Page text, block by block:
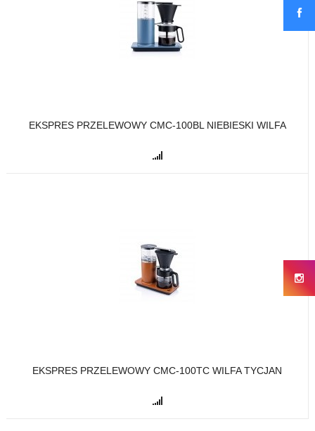
EKSPRES PRZELEWOWY CMC-100BL NIEBIESKI WILFA
EKSPRES PRZELEWOWY CMC-100TC WILFA TYCJAN